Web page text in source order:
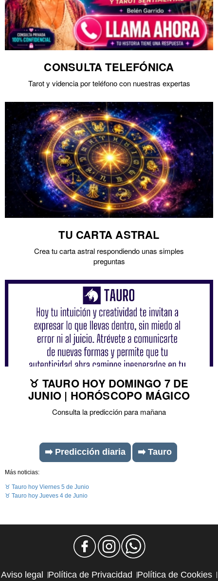
CONSULTA TELEFÓNICA
Tarot y videncia por teléfono con nuestras expertas
TU CARTA ASTRAL
Crea tu carta astral respondiendo unas simples
preguntas
♉ TAURO HOY DOMINGO 7 DE
JUNIO | HORÓSCOPO MÁGICO
Consulta la predicción para mañana
➡️ Predicción diaria ➡️ Tauro
Más noticias:
♉ Tauro hoy Viernes 5 de Junio
♉ Tauro hoy Jueves 4 de Junio
Aviso legal Política de Privacidad Política de Cookies